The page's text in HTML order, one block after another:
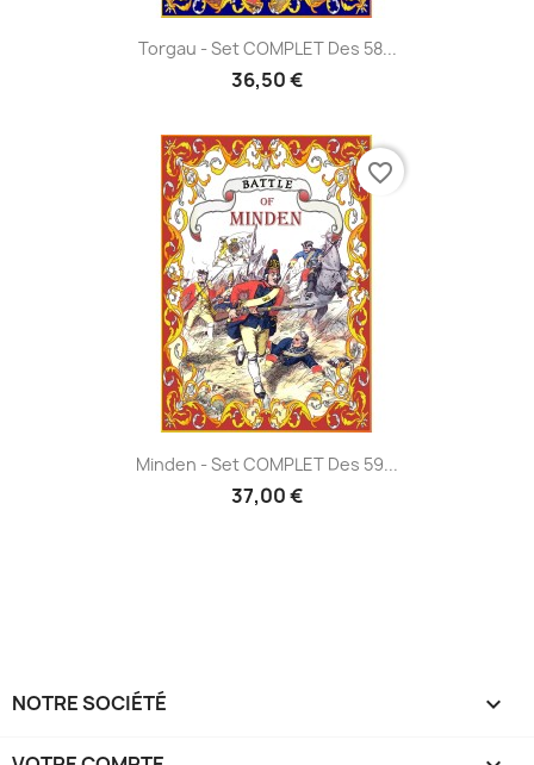
Torgau - Set COMPLET Des 58...
36,50 €
Minden - Set COMPLET Des 59...
37,00 €
favorite_border
NOTRE SOCIÉTÉ 